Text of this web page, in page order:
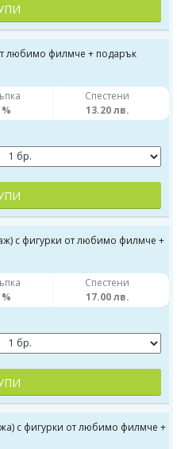
любимо филмче + подарък
Спестени
13.20 лв.
с фигурки от любимо филмче +
Спестени
17.00 лв.
с фигурки от любимо филмче +